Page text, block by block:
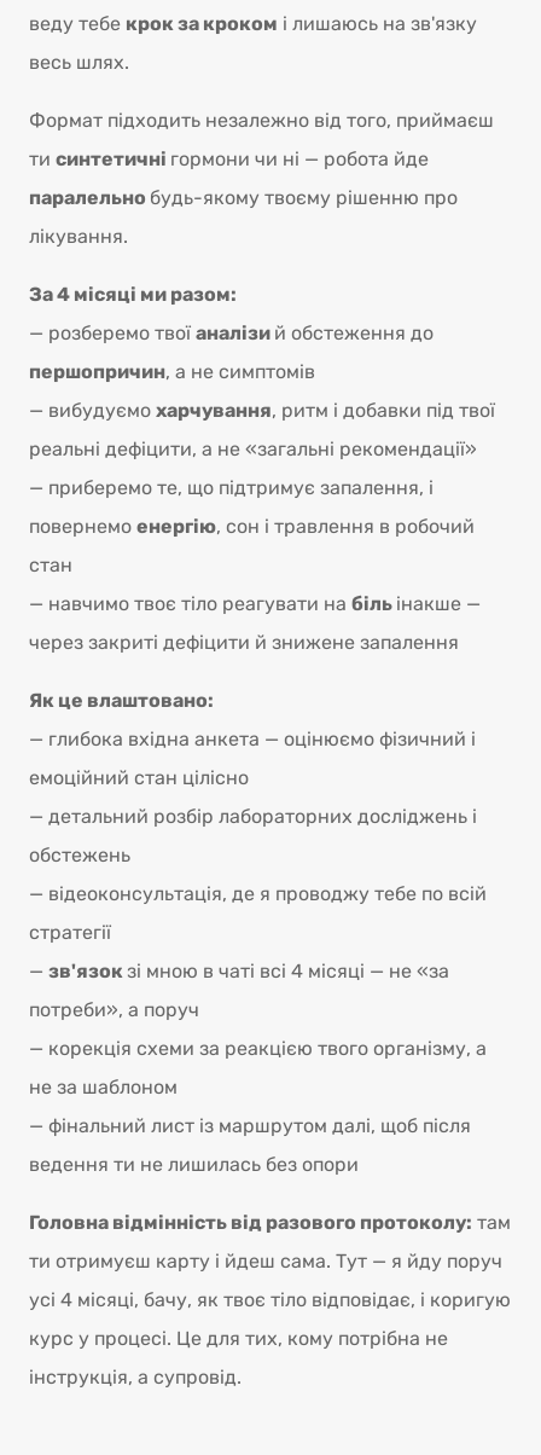
веду тебе крок за кроком і лишаюсь на зв'язку
весь шлях.
Формат підходить незалежно від того, приймаєш
ти синтетичні гормони чи ні — робота йде
паралельно будь-якому твоєму рішенню про
лікування.
За 4 місяці ми разом:
— розберемо твої аналізи й обстеження до
першопричин, а не симптомів
— вибудуємо харчування, ритм і добавки під твої
реальні дефіцити, а не «загальні рекомендації»
— приберемо те, що підтримує запалення, і
повернемо енергію, сон і травлення в робочий
стан
— навчимо твоє тіло реагувати на біль інакше —
через закриті дефіцити й знижене запалення
Як це влаштовано:
— глибока вхідна анкета — оцінюємо фізичний і
емоційний стан цілісно
— детальний розбір лабораторних досліджень і
обстежень
— відеоконсультація, де я проводжу тебе по всій
стратегії
— зв'язок зі мною в чаті всі 4 місяці — не «за
потреби», а поруч
— корекція схеми за реакцією твого організму, а
не за шаблоном
— фінальний лист із маршрутом далі, щоб після
ведення ти не лишилась без опори
Головна відмінність від разового протоколу: там
ти отримуєш карту і йдеш сама. Тут — я йду поруч
усі 4 місяці, бачу, як твоє тіло відповідає, і коригую
курс у процесі. Це для тих, кому потрібна не
інструкція, а супровід.